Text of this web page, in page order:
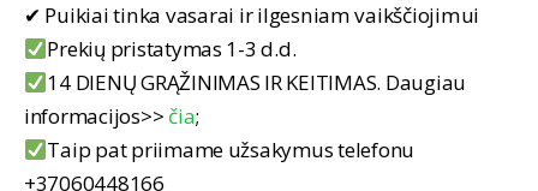
✔ Puikiai tinka vasarai ir ilgesniam vaikščiojimui
Prekių pristatymas 1-3 d.d.
14 DIENŲ GRĄŽINIMAS IR KEITIMAS. Daugiau
informacijos>> čia;
Taip pat priimame užsakymus telefonu
+37060448166